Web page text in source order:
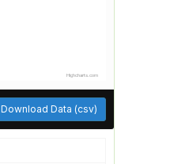
Highcharts.com
Download Data (csv)